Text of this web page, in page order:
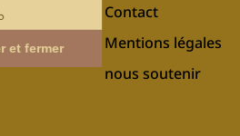
Contact
Mentions légales
nous soutenir